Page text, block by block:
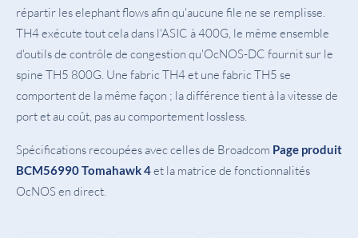
répartir les elephant flows afin qu'aucune file ne se remplisse.
TH4 exécute tout cela dans l'ASIC à 400G, le même ensemble
d'outils de contrôle de congestion qu'OcNOS-DC fournit sur le
spine TH5 800G. Une fabric TH4 et une fabric TH5 se
comportent de la même façon ; la différence tient à la vitesse de
port et au coût, pas au comportement lossless.
Spécifications recoupées avec celles de Broadcom Page produit
BCM56990 Tomahawk 4et la matrice de fonctionnalités
OcNOS en direct.